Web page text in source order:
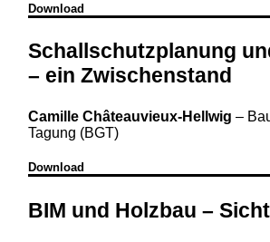
Download
Schallschutzplanung
– ein Zwischenstand
Camille Châteauvieux-Hellwig –
Tagung (BGT)
Download
BIM und Holzbau –